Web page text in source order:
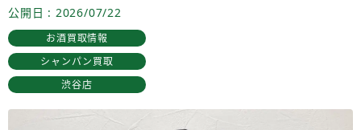
公開日 : 2026/07/22
お酒買取情報
シャンパン買取
渋谷店